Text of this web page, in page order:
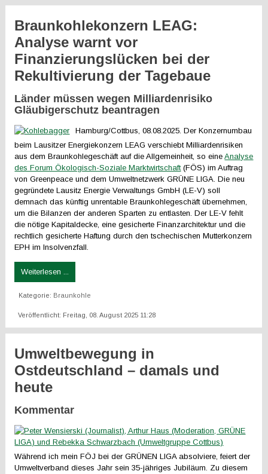
Braunkohlekonzern LEAG:
Analyse warnt vor
Finanzierungslücken bei der
Rekultivierung der Tagebaue
Länder müssen wegen Milliardenrisiko
Gläubigerschutz beantragen
Hamburg/Cottbus, 08.08.2025. Der Konzernumbau
beim Lausitzer Energiekonzern LEAG verschiebt Milliardenrisiken
aus dem Braunkohlegeschäft auf die Allgemeinheit, so eineAnalyse
des Forum Ökologisch-Soziale Marktwirtschaft(FÖS) im Auftrag
von Greenpeace und dem Umweltnetzwerk GRÜNE LIGA. Die neu
gegründete Lausitz Energie Verwaltungs GmbH (LE-V) soll
demnach das künftig unrentable Braunkohlegeschäft übernehmen,
um die Bilanzen der anderen Sparten zu entlasten. Der LE-V fehlt
die nötige Kapitaldecke, eine gesicherte Finanzarchitektur und die
rechtlich gesicherte Haftung durch den tschechischen Mutterkonzern
EPH im Insolvenzfall.
Weiterlesen ...
Kategorie: Braunkohle
Veröffentlicht: Freitag, 08. August 2025 11:28
Umweltbewegung in
Ostdeutschland – damals und
heute
Kommentar
Während ich mein FÖJ bei der GRÜNEN LIGA absolviere, feiert der
Umweltverband dieses Jahr sein 35-jähriges Jubiläum. Zu diesem